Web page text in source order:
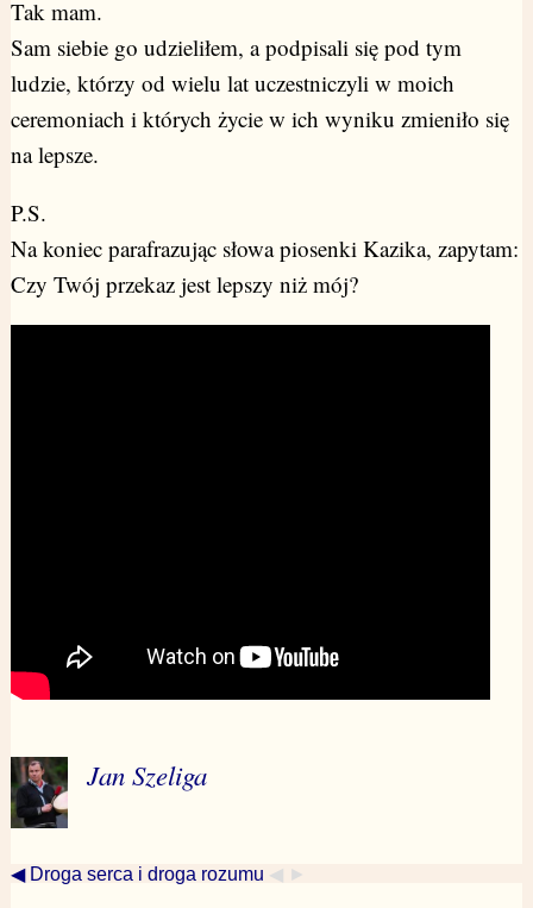
Tak mam.
Sam siebie go udzieliłem, a podpisali się pod tym
ludzie, którzy od wielu lat uczestniczyli w moich
ceremoniach i których życie w ich wyniku zmieniło się
na lepsze.
P.S.
Na koniec parafrazując słowa piosenki Kazika, zapytam:
Czy Twój przekaz jest lepszy niż mój?
Jan Szeliga
◀ Droga serca i droga rozumu ◀ ►